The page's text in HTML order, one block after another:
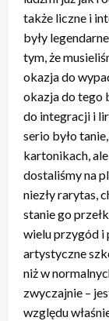
także liczne i
były
tym, że
okazja do
okazja do tego
do integracji i
serio było
kartonikach,
dostaliśmy na
niezły rarytas,
stanie go
wielu przygód i
artystyczne
niż w
zwyczajnie –
względu